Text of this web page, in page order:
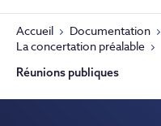
Accueil Documentation
La concertation préalable
Réunions publiques